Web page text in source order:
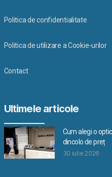
Politica de confidentialitate
Politica de utilizare a Cookie-urilor
Contact
Ultimele articole
Cum alegi o
dincolo de preț
30 iulie 2026